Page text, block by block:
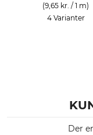
(9,65 kr. / 1 m)
4 Varianter
Der